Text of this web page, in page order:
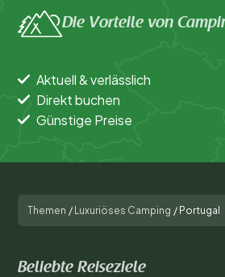
Die Vorteile von
Aktuell & verlässlich
Direkt buchen
Günstige Preise
Themen / Luxuriöses Camping / Portugal
Beliebte Reiseziele